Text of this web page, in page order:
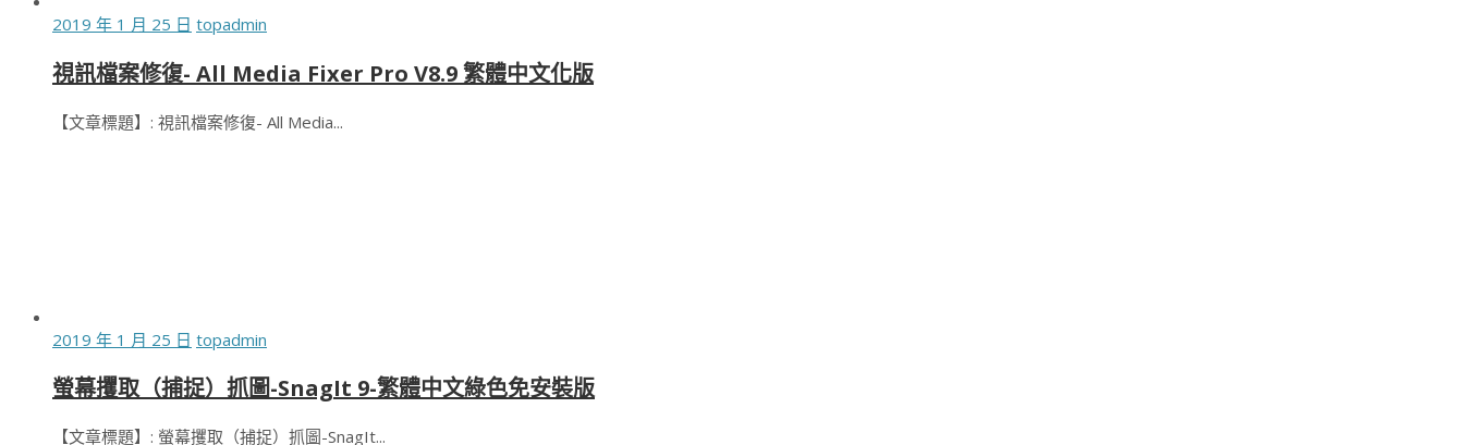
2019 年 1 月 25 日 topadmin
視訊檔案修復- All Media Fixer Pro V8.9 繁體中文化版
【文章標題】: 視訊檔案修復- All Media...
2019 年 1 月 25 日 topadmin
螢幕攫取（捕捉）抓圖-SnagIt 9-繁體中文綠色免安裝版
【文章標題】: 螢幕攫取（捕捉）抓圖-SnagIt...